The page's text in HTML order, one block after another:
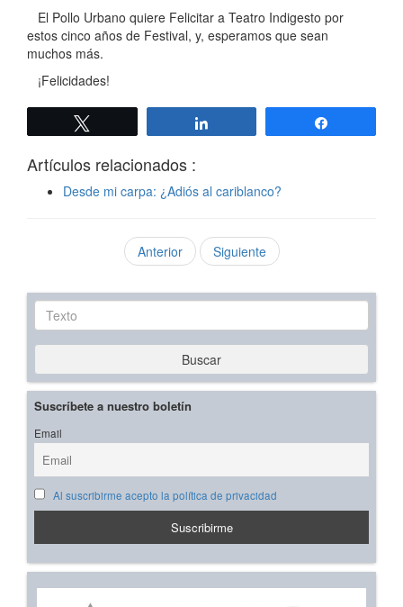
El Pollo Urbano quiere Felicitar a Teatro Indigesto por
estos cinco años de Festival, y, esperamos que sean
muchos más.
¡Felicidades!
Artículos relacionados :
Desde mi carpa: ¿Adiós al cariblanco?
Anterior Siguiente
Texto
Buscar
Suscríbete a nuestro boletín
Email
Al suscribirme acepto la política de privacidad